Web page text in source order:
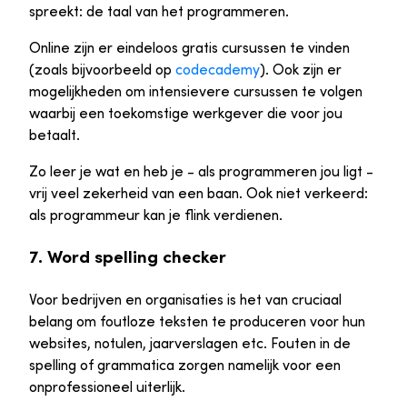
spreekt: de taal van het programmeren.
Online zijn er eindeloos gratis cursussen te vinden
(zoals bijvoorbeeld op codecademy). Ook zijn er
mogelijkheden om intensievere cursussen te volgen
waarbij een toekomstige werkgever die voor jou
betaalt.
Zo leer je wat en heb je - als programmeren jou ligt -
vrij veel zekerheid van een baan. Ook niet verkeerd:
als programmeur kan je flink verdienen.
7. Word spelling checker
Voor bedrijven en organisaties is het van cruciaal
belang om foutloze teksten te produceren voor hun
websites, notulen, jaarverslagen etc. Fouten in de
spelling of grammatica zorgen namelijk voor een
onprofessioneel uiterlijk.